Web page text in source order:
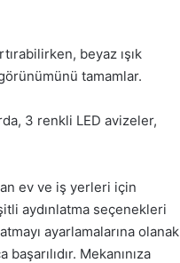
beyaz ışık
tamamlar.
3 renkli LED avizeler,
ev ve iş yerleri için
aydınlatma seçenekleri
ayarlamalarına olanak
Mekanınıza